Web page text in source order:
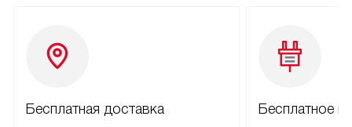
Бесплатная доставка Бесплатное